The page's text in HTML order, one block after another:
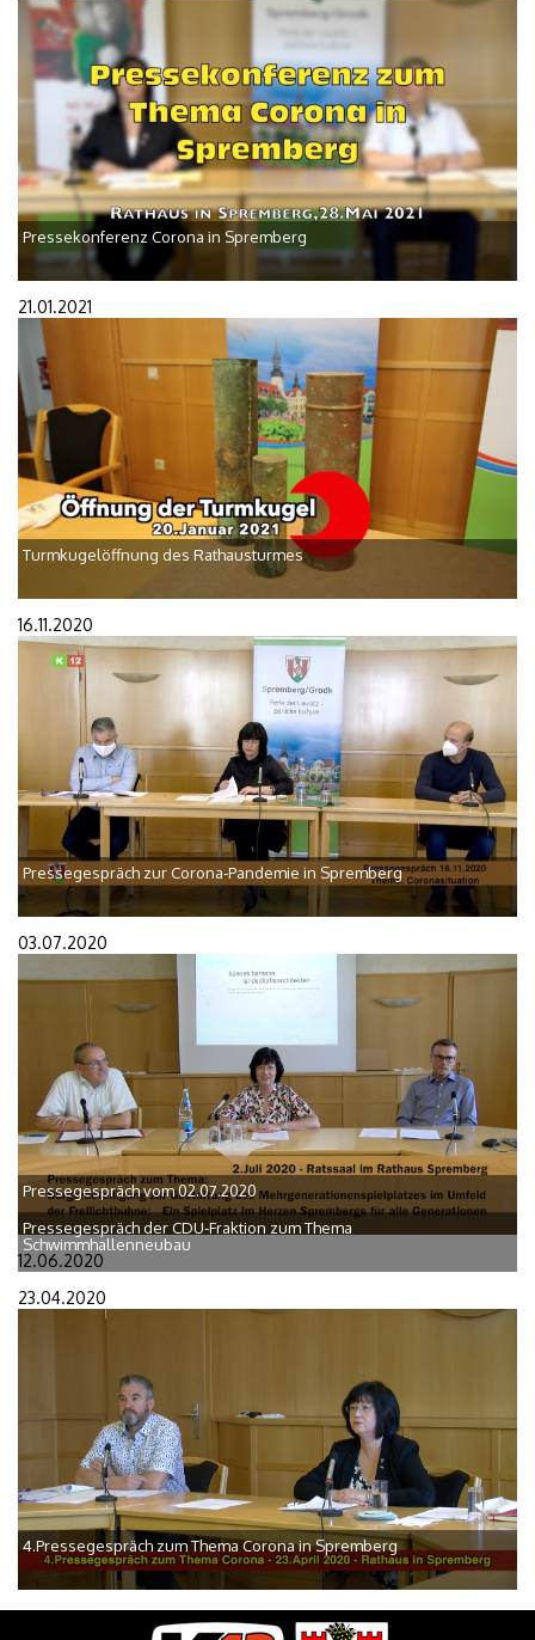
Pressekonferenz Corona in Spremberg
21.01.2021
Turmkugelöffnung des Rathausturmes
16.11.2020
Pressegespräch zur Corona-Pandemie in Spremberg
03.07.2020
Pressegespräch vom 02.07.2020
12.06.2020
Pressegespräch der CDU-Fraktion zum Thema
Schwimmhallenneubau
23.04.2020
4.Pressegespräch zum Thema Corona in Spremberg